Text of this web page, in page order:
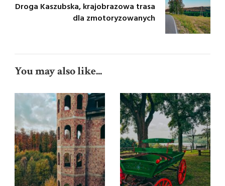
Droga Kaszubska, krajobrazowa trasa
dla zmotoryzowanych
You may also like...